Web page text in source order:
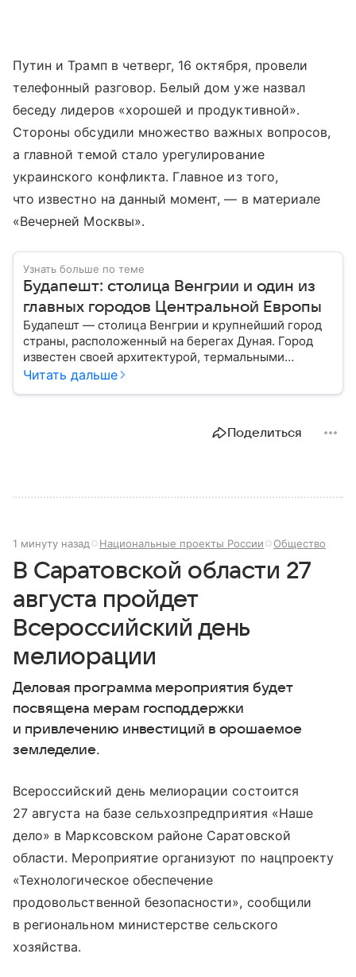
Путин и Трамп в четверг, 16 октября, провели
телефонный разговор. Белый дом уже назвал
беседу лидеров «хорошей и продуктивной».
Стороны обсудили множество важных вопросов,
а главной темой стало урегулирование
украинского конфликта. Главное из того,
что известно на данный момент, — в материале
«Вечерней Москвы».
Узнать больше по теме
Будапешт: столица Венгрии и один из
главных городов Центральной Европы
Будапешт — столица Венгрии и крупнейший город
страны, расположенный на берегах Дуная. Город
известен своей архитектурой, термальными
источниками и политическим значением в регионе.
Читать дальше
Поделиться
1 минуту назад Национальные проекты России Общество
В Саратовской области 27
августа пройдет
Всероссийский день
мелиорации
Деловая программа мероприятия будет
посвящена мерам господдержки
и привлечению инвестиций в орошаемое
земледелие.
Всероссийский день мелиорации состоится
27 августа на базе сельхозпредприятия «Наше
дело» в Марксовском районе Саратовской
области. Мероприятие организуют по нацпроекту
«Технологическое обеспечение
продовольственной безопасности», сообщили
в региональном министерстве сельского
хозяйства.